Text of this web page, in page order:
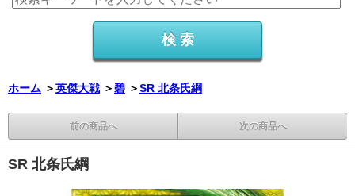
ホーム ＞英傑大戦 ＞碧 ＞SR 北条氏綱
前の商品へ 次の商品へ
SR 北条氏綱